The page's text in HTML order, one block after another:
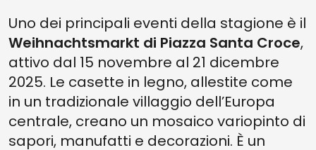
Uno dei principali eventi della stagione è il
Weihnachtsmarkt di Piazza Santa Croce,
attivo dal 15 novembre al 21 dicembre
2025. Le casette in legno, allestite come
in un tradizionale villaggio dell’Europa
centrale, creano un mosaico variopinto di
sapori, manufatti e decorazioni. È un